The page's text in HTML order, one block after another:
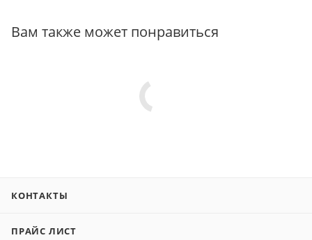
Вам также может понравиться
КОНТАКТЫ
ПРАЙС ЛИСТ